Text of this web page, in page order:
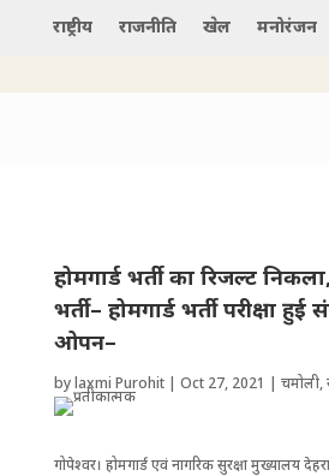
राष्ट्रीय राजनीति खेल मनोरंजन
होमगार्ड भर्ती का रिजल्ट
भर्ती– होमगार्ड भर्ती परीक्षा हुई
ओपन–
bylaxmi Purohit| Oct 27, 2021 | चमोली,
गोपेश्वर। होमगार्ड एवं नागरिक सुरक्षा मुख्यालय